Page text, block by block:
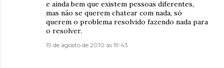
e ainda bem que existem pessoas diferentes,
mas não se querem chatear com nada, só
querem o problema resolvido fazendo nada para
o resolver.
19 de agosto de 2010 às 19:43